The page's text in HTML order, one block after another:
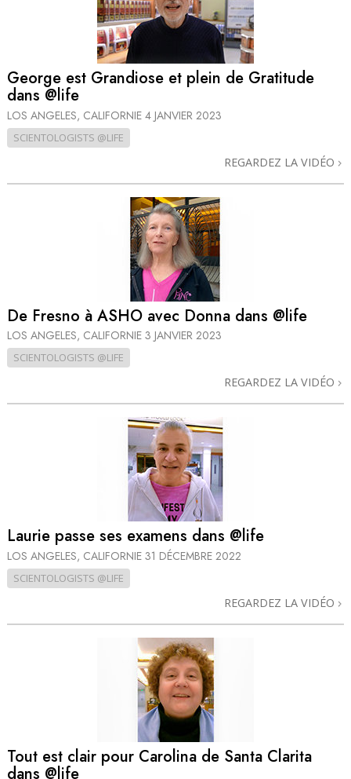
George est Grandiose et plein de Gratitude
dans @life
LOS ANGELES, CALIFORNIE 4 JANVIER 2023
SCIENTOLOGISTS @LIFE
REGARDEZ LA VIDÉO
De Fresno à ASHO avec Donna dans @life
LOS ANGELES, CALIFORNIE 3 JANVIER 2023
SCIENTOLOGISTS @LIFE
REGARDEZ LA VIDÉO
Laurie passe ses examens dans @life
LOS ANGELES, CALIFORNIE 31 DÉCEMBRE 2022
SCIENTOLOGISTS @LIFE
REGARDEZ LA VIDÉO
Tout est clair pour Carolina de Santa Clarita
dans @life